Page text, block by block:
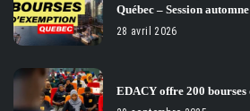
Québec – Session
28 avril 2026
EDACY offre 200 bourses